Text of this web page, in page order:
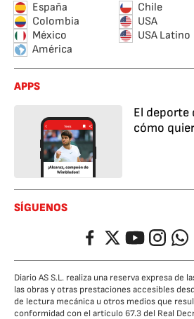
España
Chile
Colombia
USA
México
USA Latino
América
APPS
El deporte
cómo
SÍGUENOS
FacebookTwitterYouTubeInstagram
Diario AS S.L. realiza una reserva expresa de
las obras y otras prestaciones accesibles
de lectura mecánica u otros medios que
conformidad con el artículo 67.3 del Real